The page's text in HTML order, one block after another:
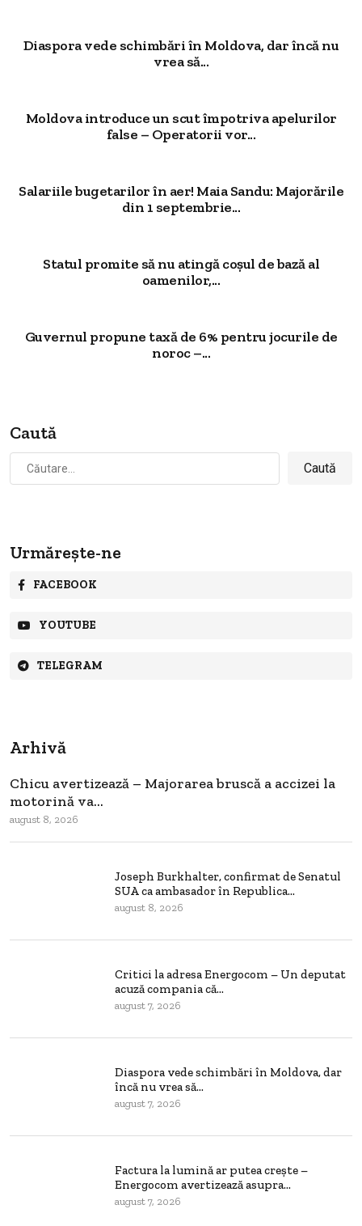
Diaspora vede schimbări în Moldova, dar încă nu
vrea să...
Moldova introduce un scut împotriva apelurilor
false – Operatorii vor...
Salariile bugetarilor în aer! Maia Sandu: Majorările
din 1 septembrie...
Statul promite să nu atingă coșul de bază al
oamenilor,...
Guvernul propune taxă de 6% pentru jocurile de
noroc –...
Caută
Caută
după:
Urmărește-ne
FACEBOOK
YOUTUBE
TELEGRAM
Arhivă
Chicu avertizează – Majorarea bruscă a accizei la
motorină va...
august 8, 2026
Joseph Burkhalter, confirmat de Senatul
SUA ca ambasador în Republica...
august 8, 2026
Critici la adresa Energocom – Un deputat
acuză compania că...
august 7, 2026
Diaspora vede schimbări în Moldova, dar
încă nu vrea să...
august 7, 2026
Factura la lumină ar putea crește –
Energocom avertizează asupra...
august 7, 2026